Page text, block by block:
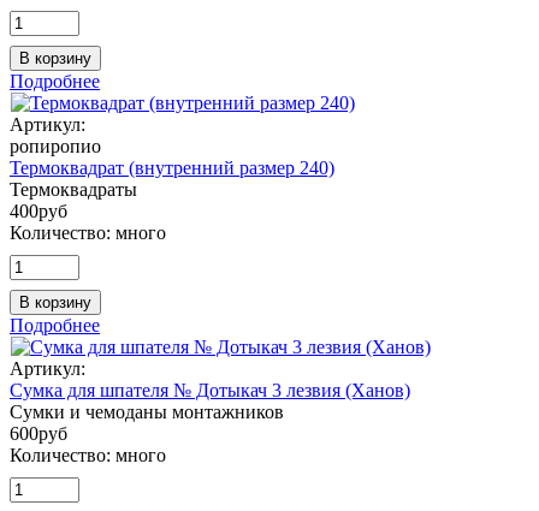
В корзину
Подробнее
Артикул:
ропиропио
Термоквадрат (внутренний размер 240)
Термоквадраты
400руб
Количество: много
В корзину
Подробнее
Артикул:
Сумка для шпателя № Дотыкач 3 лезвия (Ханов)
Сумки и чемоданы монтажников
600руб
Количество: много